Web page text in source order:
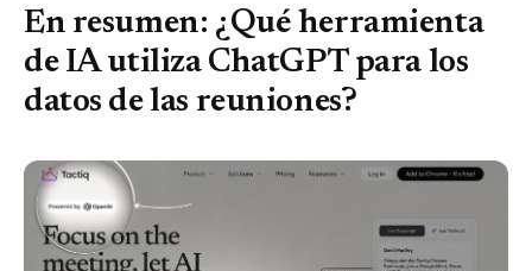
En resumen: ¿Qué herramienta
de IA utiliza ChatGPT para los
datos de las reuniones?